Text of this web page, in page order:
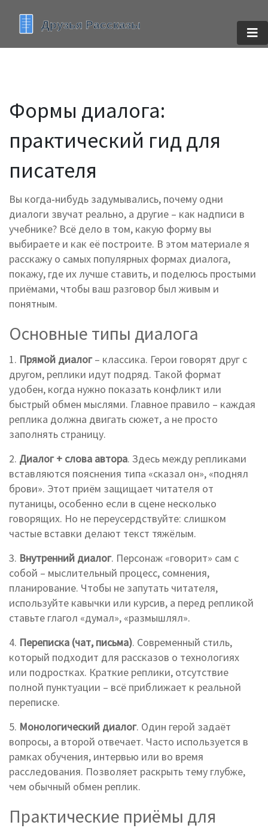
Формы диалога:
практический гид для
писателя
Вы когда‑нибудь задумывались, почему одни
диалоги звучат реально, а другие – как надписи в
учебнике? Всё дело в том, какую форму вы
выбираете и как её построите. В этом материале я
расскажу о самых популярных формах диалога,
покажу, где их лучше ставить, и поделюсь простыми
приёмами, чтобы ваш разговор был живым и
понятным.
Основные типы диалога
1. Прямой диалог– классика. Герои говорят друг с
другом, реплики идут подряд. Такой формат
удобен, когда нужно показать конфликт или
быстрый обмен мыслями. Главное правило – каждая
реплика должна двигать сюжет, а не просто
заполнять страницу.
2. Диалог + слова автора. Здесь между репликами
вставляются пояснения типа «сказал он», «поднял
брови». Этот приём защищает читателя от
путаницы, особенно если в сцене несколько
говорящих. Но не переусердствуйте: слишком
частые вставки делают текст тяжёлым.
3. Внутренний диалог. Персонаж «говорит» сам с
собой – мыслительный процесс, сомнения,
планирование. Чтобы не запутать читателя,
используйте кавычки или курсив, а перед репликой
ставьте глагол «думал», «размышлял».
4. Переписка (чат, письма). Современный стиль,
который подходит для рассказов о технологиях
или подростках. Краткие реплики, отсутствие
полной пунктуации – всё приближает к реальной
переписке.
5. Монологический диалог. Один герой задаёт
вопросы, а второй отвечает. Часто используется в
рамках обучения, интервью или во время
расследования. Позволяет раскрыть тему глубже,
чем обычный обмен реплик.
Практические приёмы для